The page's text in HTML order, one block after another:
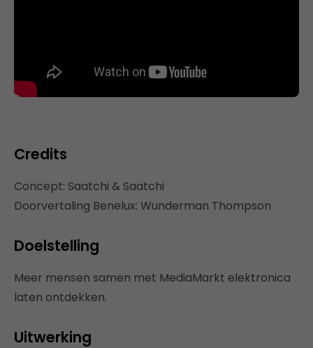
Credits
Concept: Saatchi & Saatchi
Doorvertaling Benelux: Wunderman Thompson
Doelstelling
Meer mensen samen met MediaMarkt elektronica
laten ontdekken.
Uitwerking